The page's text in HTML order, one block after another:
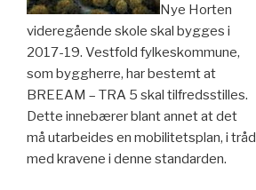
Nye Horten
videregående skole skal bygges i
2017-19. Vestfold fylkeskommune,
som byggherre, har bestemt at
BREEAM – TRA 5 skal tilfredsstilles.
Dette innebærer blant annet at det
må utarbeides en mobilitetsplan, i tråd
med kravene i denne standarden.